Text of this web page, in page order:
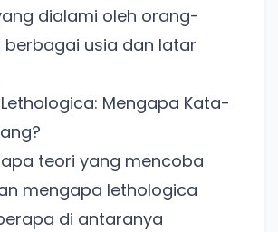
dialami oleh orang-
berbagai usia dan latar
Mengapa Kata-
teori yang mencoba
mengapa lethologica
di antaranya